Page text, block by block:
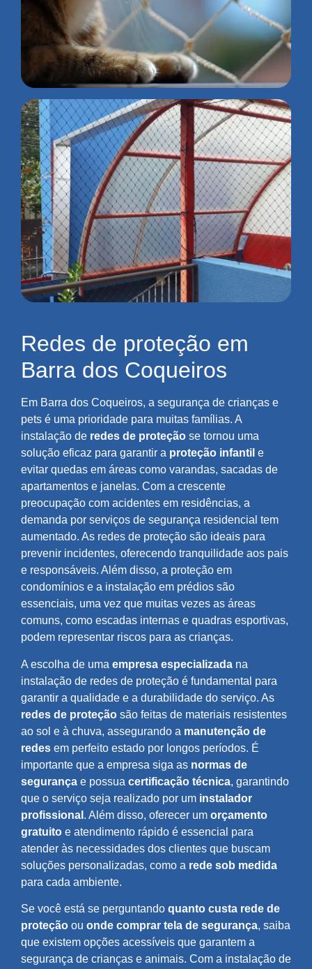
Redes de proteção em
Barra dos Coqueiros
Em Barra dos Coqueiros, a segurança de crianças e
pets é uma prioridade para muitas famílias. A
instalação de redes de proteção se tornou uma
solução eficaz para garantir a proteção infantil e
evitar quedas em áreas como varandas, sacadas de
apartamentos e janelas. Com a crescente
preocupação com acidentes em residências, a
demanda por serviços de segurança residencial tem
aumentado. As redes de proteção são ideais para
prevenir incidentes, oferecendo tranquilidade aos pais
e responsáveis. Além disso, a proteção em
condomínios e a instalação em prédios são
essenciais, uma vez que muitas vezes as áreas
comuns, como escadas internas e quadras esportivas,
podem representar riscos para as crianças.
A escolha de uma empresa especializada na
instalação de redes de proteção é fundamental para
garantir a qualidade e a durabilidade do serviço. As
redes de proteção são feitas de materiais resistentes
ao sol e à chuva, assegurando a manutenção de
redes em perfeito estado por longos períodos. É
importante que a empresa siga as normas de
segurança e possua certificação técnica, garantindo
que o serviço seja realizado por um instalador
profissional . Além disso, oferecer um orçamento
gratuito e atendimento rápido é essencial para
atender às necessidades dos clientes que buscam
soluções personalizadas, como a rede sob medida
para cada ambiente.
Se você está se perguntando quanto custa rede de
proteção ou onde comprar tela de segurança, saiba
que existem opções acessíveis que garantem a
segurança de crianças e animais. Com a instalação de